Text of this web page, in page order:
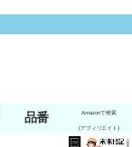
品番 Amazonで検索
(アフィリエイト)